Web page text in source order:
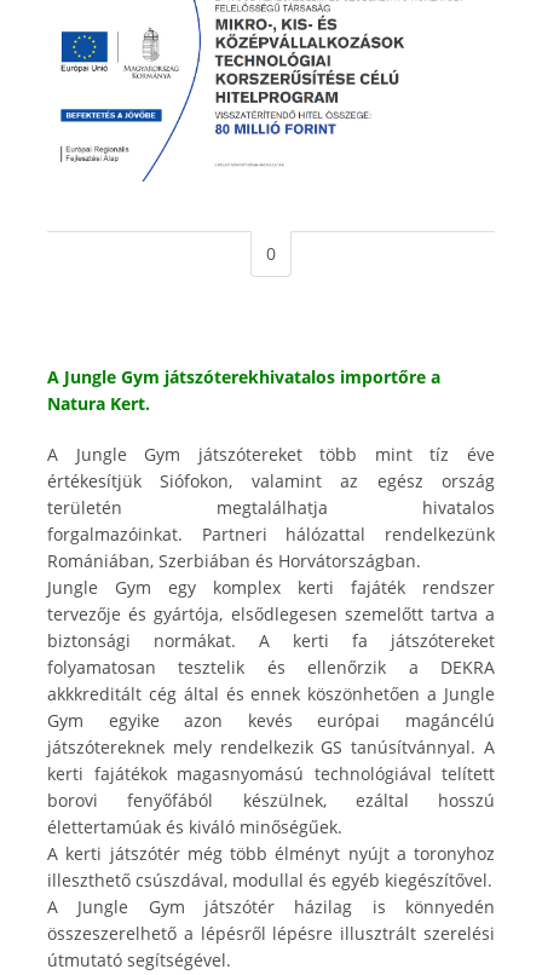
0
A Jungle Gym játszóterekhivatalos importőre a
Natura Kert.
A Jungle Gym játszótereket több mint tíz éve
értékesítjük Siófokon, valamint az egész ország
területén megtalálhatja hivatalos
forgalmazóinkat. Partneri hálózattal rendelkezünk
Romániában, Szerbiában és Horvátországban.
Jungle Gym egy komplex kerti fajáték rendszer
tervezője és gyártója, elsődlegesen szemelőtt tartva a
biztonsági normákat. A kerti fa játszótereket
folyamatosan tesztelik és ellenőrzik a DEKRA
akkkreditált cég által és ennek köszönhetően a Jungle
Gym egyike azon kevés európai magáncélú
játszótereknek mely rendelkezik GS tanúsítvánnyal. A
kerti fajátékok magasnyomású technológiával telített
borovi fenyőfából készülnek, ezáltal hosszú
élettertamúak és kiváló minőségűek.
A kerti játszótér még több élményt nyújt a toronyhoz
illeszthető csúszdával, modullal és egyéb kiegészítővel.
A Jungle Gym játszótér házilag is könnyedén
összeszerelhető a lépésről lépésre illusztrált szerelési
útmutató segítségével.